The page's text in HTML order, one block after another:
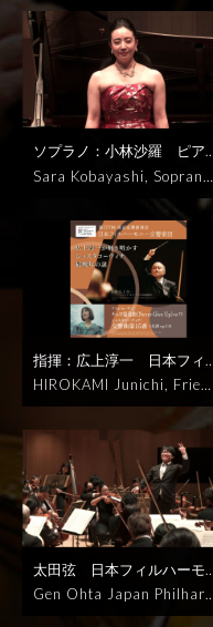
周、矢部優典コントラバ
ス：森田麻友美2026年3月
0日 HAKUJU HALL
n e minor op.11
(arr.Paolo Campanini /
eited by Hideaki Hirai) : Pi
ano Concerto No. 1 in d m
inor op.15 10th March 20
26, HAKUJU HALL
寛隆［首席奏者］３ヶ月視
聴1000円税込モーツァル
ト：クラリネット協奏曲 イ
長調 K.622ベートーヴェ
ン：交響曲第3番《英雄》 変
ホ長調 op.552026年3月21
日(土)15時00分 横浜みなと
みらいホール
te Hirotaka Ito, Clarinet
[Principal player]Japan P
hilharmonic Orchestra
￥1000, Available for 3m
onths
Mozart: Clarinet Co
ncerto in A major, K.622
Beethoven: Symphony No.
Sat.21 Mar. 2026
tomirai Hall
ソプラノ：小林沙羅 ピア
ノ：河野紘子山田耕筰 北
待
ちぼうけペチカからたちの
松島音頭この道あわて床
牡丹あかい夕日に
月光に
棹さして（ピアノ曲）歌曲
集「AIYANの歌」全曲歌曲集
「芥子粒夫人〜ポストマ
ニ〜」（挿絵：石塚悦子）
アンコール「鐘がなります」
アンコール「かやの木山の」
＊各曲へのスキップは下記
欄からクリックしてください
2025年10月22日 Hakuju Hal
l
Sara Kobayashi, Soprano
Kous
aku Yamada, Hakushu
aharaHakuju Hall 2025/
10/22 Hakuju Hall
指揮：広上淳一 日本フィル
ハーモニー交響楽団 ショス
タコーヴィチ：交響曲第15
番
2026年1月17日
サントリー
ホール
HIROKAMI Junichi, Friend
of JPO(Artistic Advisor)
apan Philharmonic Orche
Dmitriyevich
ovich's 15th
2026/01/1
7/Sat. 14:00JSTSuntory
Hall
太田弦 日本フィルハーモニ
ー交響楽団
チャイコフスキ
販売終了チ
Gen Ohta Japan Philharm
TCHAIKO